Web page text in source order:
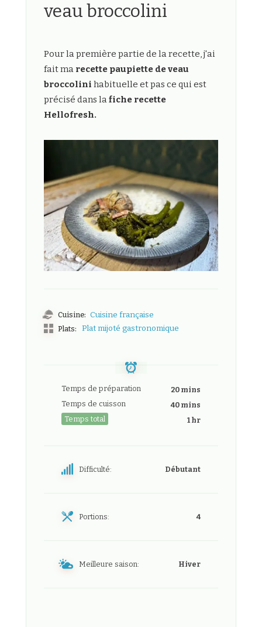
veau broccolini
Pour la première partie de la recette, j'ai
fait ma recette paupiette de veau
broccolini habituelle et pas ce qui est
précisé dans lafiche recette
Hellofresh.
Cuisine: Cuisine française
Plats: Plat mijoté gastronomique
Temps de préparation
20 mins
Temps de cuisson
40 mins
Temps total
1 hr
Difficulté: Débutant
Portions: 4
Meilleure saison: Hiver